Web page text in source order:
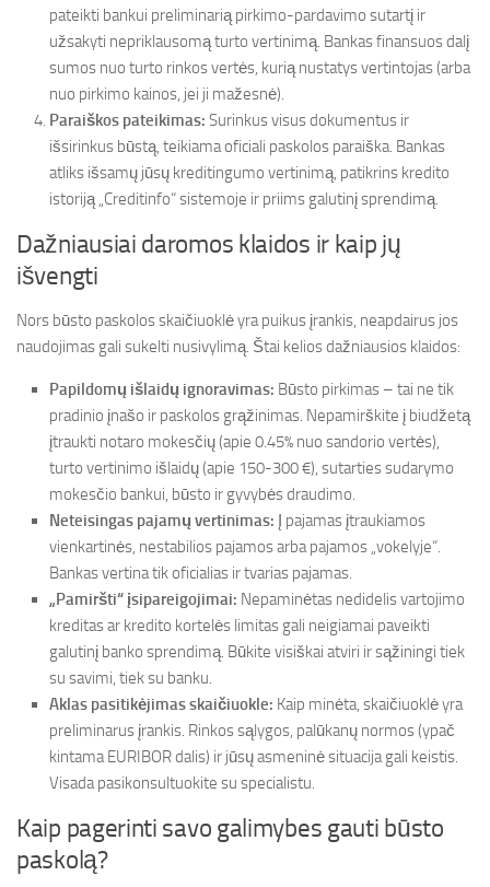
pateikti bankui preliminarią pirkimo-pardavimo sutartį ir
užsakyti nepriklausomą turto vertinimą. Bankas finansuos dalį
sumos nuo turto rinkos vertės, kurią nustatys vertintojas (arba
nuo pirkimo kainos, jei ji mažesnė).
Paraiškos pateikimas: Surinkus visus dokumentus ir
išsirinkus būstą, teikiama oficiali paskolos paraiška. Bankas
atliks išsamų jūsų kreditingumo vertinimą, patikrins kredito
istoriją „Creditinfo“ sistemoje ir priims galutinį sprendimą.
Dažniausiai daromos klaidos ir kaip jų
išvengti
Nors būsto paskolos skaičiuoklė yra puikus įrankis, neapdairus jos
naudojimas gali sukelti nusivylimą. Štai kelios dažniausios klaidos:
Papildomų išlaidų ignoravimas: Būsto pirkimas – tai ne tik
pradinio įnašo ir paskolos grąžinimas. Nepamirškite į biudžetą
įtraukti notaro mokesčių (apie 0.45% nuo sandorio vertės),
turto vertinimo išlaidų (apie 150-300 €), sutarties sudarymo
mokesčio bankui, būsto ir gyvybės draudimo.
Neteisingas pajamų vertinimas: Į pajamas įtraukiamos
vienkartinės, nestabilios pajamos arba pajamos „vokelyje“.
Bankas vertina tik oficialias ir tvarias pajamas.
„Pamiršti“ įsipareigojimai: Nepaminėtas nedidelis vartojimo
kreditas ar kredito kortelės limitas gali neigiamai paveikti
galutinį banko sprendimą. Būkite visiškai atviri ir sąžiningi tiek
su savimi, tiek su banku.
Aklas pasitikėjimas skaičiuokle: Kaip minėta, skaičiuoklė yra
preliminarus įrankis. Rinkos sąlygos, palūkanų normos (ypač
kintama EURIBOR dalis) ir jūsų asmeninė situacija gali keistis.
Visada pasikonsultuokite su specialistu.
Kaip pagerinti savo galimybes gauti būsto
paskolą?